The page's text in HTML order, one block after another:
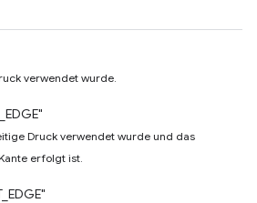
verwendet wurde.
Druck verwendet wurde und das
erfolgt ist.